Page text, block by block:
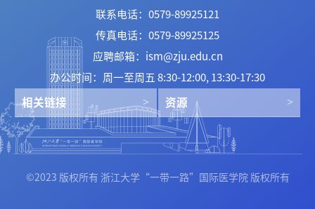
联系电话：0579-89925121
传真电话：0579-89925125
应聘邮箱：ism@zju.edu.cn
办公时间：周一至周五 8:30-12:00, 13:30-17:30
相关链接 资源
©2023 版权所有 浙江大学“一带一路”国际医学院 版权所有